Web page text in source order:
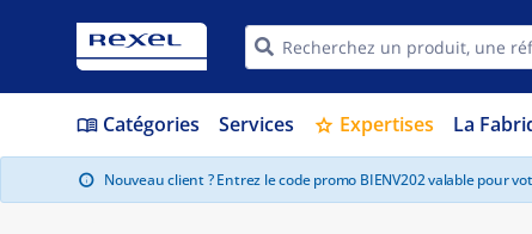
menu_book Catégories Services star Expertises La
info Nouveau client ? Entrez le code promo BIENV202 valable pour